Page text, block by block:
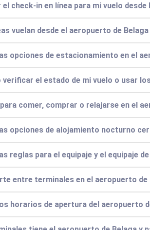
el check-in en línea para mi vuelo desde
vuelan desde el aeropuerto de Belaga
opciones de estacionamiento en el
verificar el estado de mi vuelo o usar
comer, comprar o relajarse en el
opciones de alojamiento nocturno
reglas para el equipaje y el equipaje
entre terminales en el aeropuerto de
horarios de apertura del aeropuerto